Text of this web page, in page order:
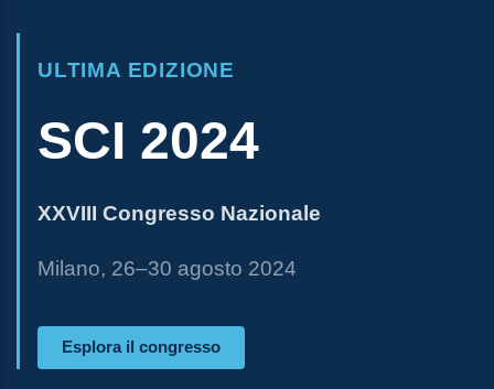
ULTIMA EDIZIONE
SCI 2024
XXVIII Congresso Nazionale
Milano, 26–30 agosto 2024
Esplora il congresso